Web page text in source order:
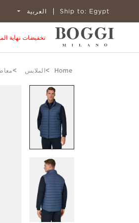
Ship to: Egypt العربية
تخفيضات نهاية
Home الملابس